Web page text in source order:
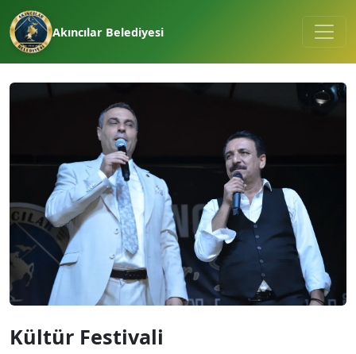
Akıncılar Belediyesi
Kültür Festivali